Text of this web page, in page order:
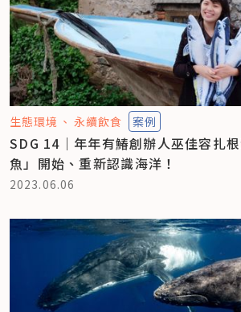
生態環境 永續飲食 案例
SDG 14｜年年有鰆創辦人巫佳容扎
魚」開始、重新認識海洋！
2023.06.06